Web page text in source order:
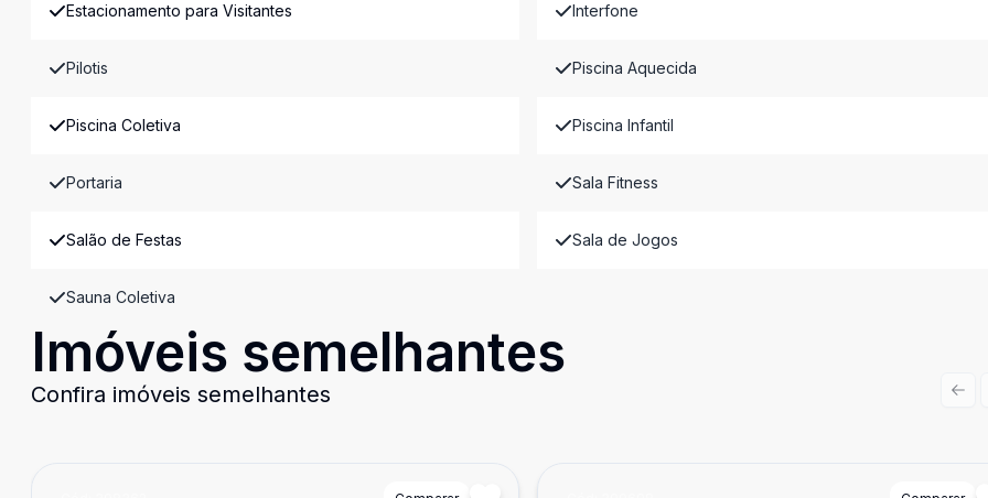
Estacionamento para Visitantes Interfone
Pilotis Piscina Aquecida
Piscina Coletiva Piscina Infantil
Portaria Sala Fitness
Salão de Festas Sala de Jogos
Sauna Coletiva
Imóveis semelhantes
Confira imóveis semelhantes